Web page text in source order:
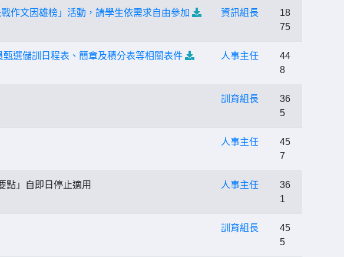
作文因雄榜」活動，請學生依需求自由參加 資訊組長
18
75
選儲訓日程表、簡章及積分表等相關表件 人事主任
44
8
訓育組長
36
5
人事主任
45
7
點」自即日停止適用 人事主任
36
1
訓育組長
45
5